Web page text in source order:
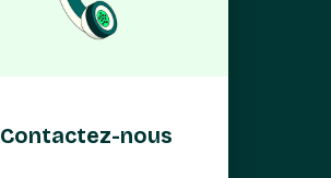
Contactez-nous